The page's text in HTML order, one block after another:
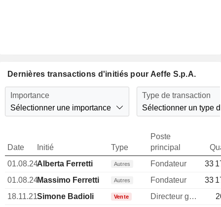
Dernières transactions d'initiés pour Aeffe S.p.A.
Importance
Sélectionner une importance
Type de transaction
Sélectionner un type
Date Initié Type
Poste
principal
01.08.24Alberta Ferretti Autres Fondateur
33
01.08.24Massimo Ferretti Autres Fondateur
33
18.11.21Simone Badioli Vente Directeur general